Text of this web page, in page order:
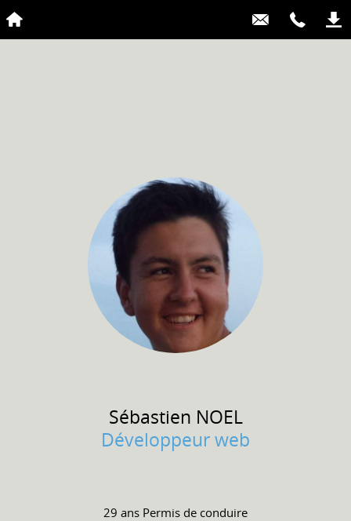
Sébastien NOEL
Développeur web
29 ans Permis de conduire